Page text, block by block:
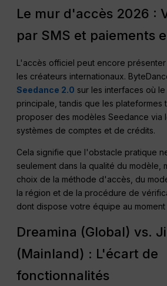
Le mur d'accès 2026 :
par SMS et paiements
L'accès officiel peut encore
les créateurs internationaux.
Seedance 2.0 sur les interfaces où
principale, tandis que les plateformes
proposer des modèles Seedance via
systèmes de comptes et de crédits.
Cela signifie que l'obstacle pratique
seulement dans la qualité du modèle,
choix de la méthode d'accès, du
la région et de la procédure de
dont dispose votre équipe au
Dreamina (Global) vs.
(Mainland) : L'écart de
fonctionnalités